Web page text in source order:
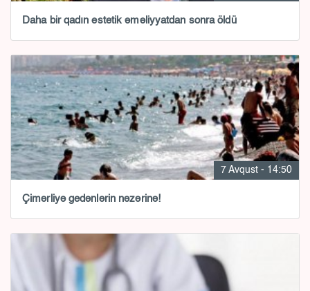
Daha bir qadın estetik əməliyyatdan sonra öldü
7 Avqust - 14:50
Çimərliyə gedənlərin nəzərinə!